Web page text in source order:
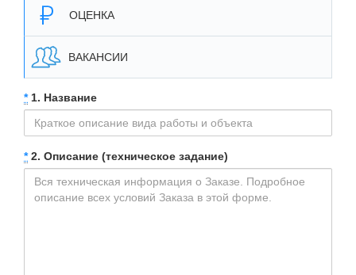
ОЦЕНКА
ВАКАНСИИ
*1. Название
*2. Описание (техническое задание)